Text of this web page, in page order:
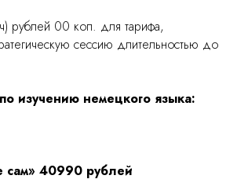
рублей 00 коп. для тарифа,
сессию длительностью до
изучению немецкого языка:
сам» 40990 рублей